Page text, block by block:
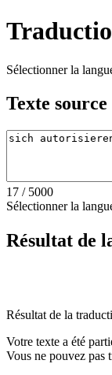
Sélectionner la
Texte source
17 / 5000
Sélectionner la
Résultat de
Résultat de la
Votre texte a été
Vous ne pouvez pas